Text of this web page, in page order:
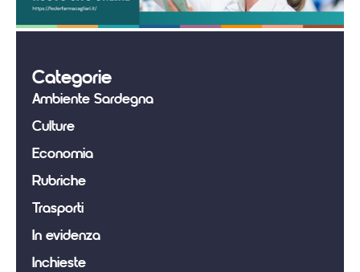
Categorie
Ambiente Sardegna
Culture
Economia
Rubriche
Trasporti
In evidenza
Inchieste